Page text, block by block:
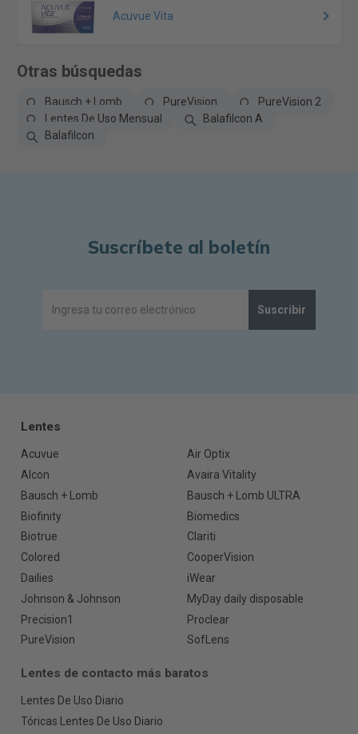
Acuvue Vita
Otras búsquedas
Bausch + Lomb PureVision
PureVision 2
Lentes De Uso Mensual
Balafilcon A
Balafilcon
Suscríbete al boletín
Suscribir
Lentes
Acuvue
Air Optix
Alcon
Avaira Vitality
Bausch + Lomb
Bausch + Lomb ULTRA
Biofinity
Biomedics
Biotrue
Clariti
Colored
CooperVision
Dailies
iWear
Johnson & Johnson
MyDay daily disposable
Precision1
Proclear
PureVision
SofLens
Lentes de contacto más baratos
Lentes De Uso Diario
Tóricas Lentes De Uso Diario